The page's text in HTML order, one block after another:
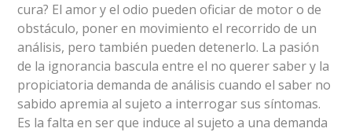
cura? El amor y el odio pueden oficiar de motor o de
obstáculo, poner en movimiento el recorrido de un
análisis, pero también pueden detenerlo. La pasión
de la ignorancia bascula entre el no querer saber y la
propiciatoria demanda de análisis cuando el saber no
sabido apremia al sujeto a interrogar sus síntomas.
Es la falta en ser que induce al sujeto a una demanda